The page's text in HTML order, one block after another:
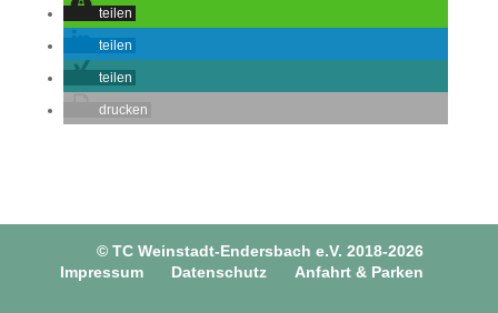
teilen
teilen
teilen
drucken
© TC Weinstadt-Endersbach e.V. 2018-2026
Impressum
Datenschutz Anfahrt & Parken